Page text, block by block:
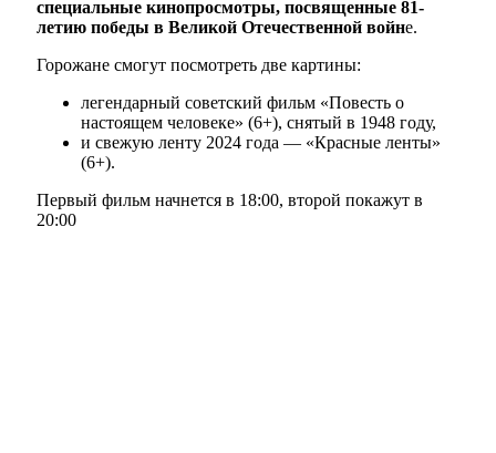
специальные кинопросмотры, посвященные 81-
летию победы в Великой Отечественной войне.
Горожане смогут посмотреть две картины:
легендарный советский фильм «Повесть о
настоящем человеке» (6+), снятый в 1948 году,
и свежую ленту 2024 года — «Красные ленты»
(6+).
Первый фильм начнется в 18:00, второй покажут в
20:00